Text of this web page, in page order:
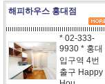
해피하우스 홍대점
* 02-333-
9930 * 홍대
입구역 4번
출구 Happy